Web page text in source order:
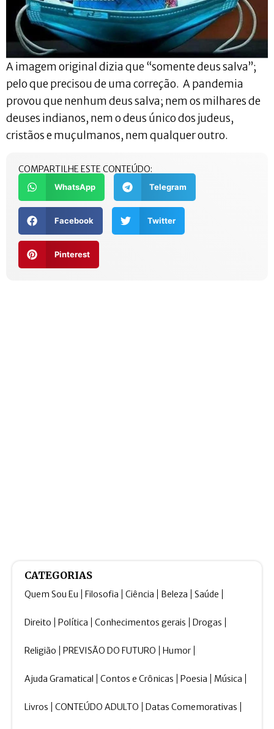
A imagem original dizia que “somente deus salva”;
pelo que precisou de uma correção. A pandemia
provou que nenhum deus salva; nem os milhares de
deuses indianos, nem o deus único dos judeus,
cristãos e muçulmanos, nem qualquer outro.
COMPARTILHE ESTE CONTEÚDO:
WhatsApp Telegram
Facebook Twitter
Pinterest
CATEGORIAS
Quem Sou Eu Filosofia Ciência Beleza Saúde
Direito Política Conhecimentos gerais Drogas
Religião PREVISÃO DO FUTURO Humor
Ajuda Gramatical Contos e Crônicas Poesia Música
Livros CONTEÚDO ADULTO Datas Comemorativas